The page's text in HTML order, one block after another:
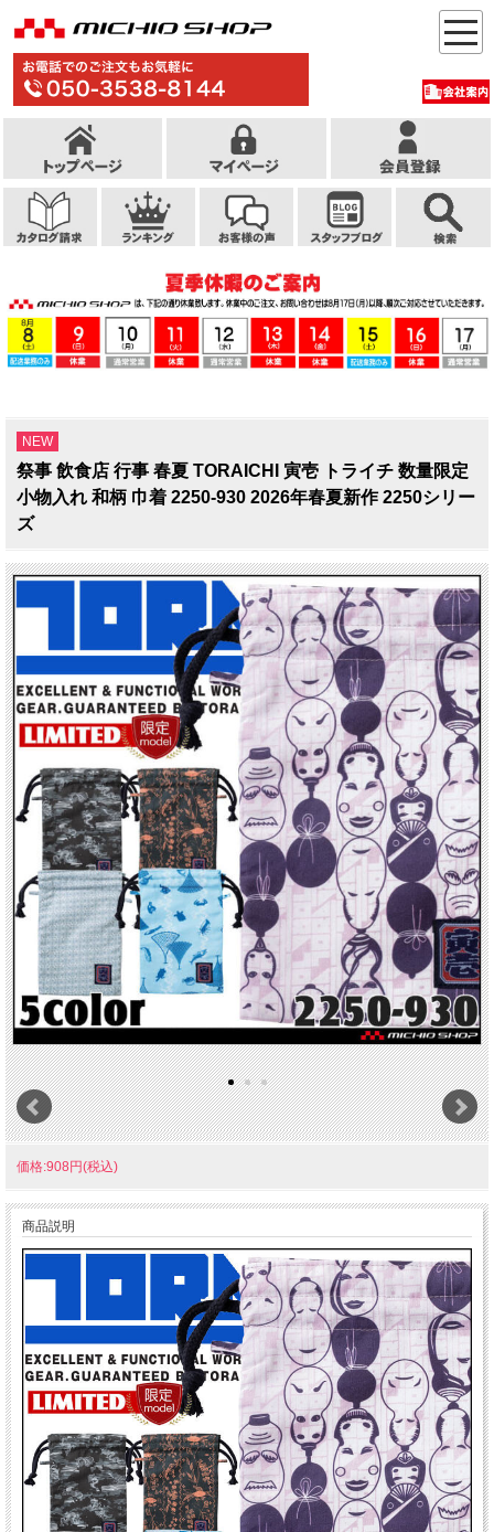
NEW
祭事 飲食店 行事 春夏 TORAICHI 寅壱 トライチ 数量限定
小物入れ 和柄 巾着 2250-930 2026年春夏新作 2250シリー
ズ
価格:908円(税込)
商品説明